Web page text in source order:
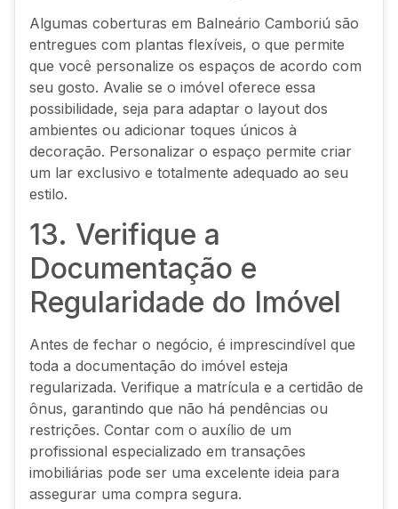
Algumas coberturas em Balneário Camboriú são
entregues com plantas flexíveis, o que permite
que você personalize os espaços de acordo com
seu gosto. Avalie se o imóvel oferece essa
possibilidade, seja para adaptar o layout dos
ambientes ou adicionar toques únicos à
decoração. Personalizar o espaço permite criar
um lar exclusivo e totalmente adequado ao seu
estilo.
13. Verifique a
Documentação e
Regularidade do Imóvel
Antes de fechar o negócio, é imprescindível que
toda a documentação do imóvel esteja
regularizada. Verifique a matrícula e a certidão de
ônus, garantindo que não há pendências ou
restrições. Contar com o auxílio de um
profissional especializado em transações
imobiliárias pode ser uma excelente ideia para
assegurar uma compra segura.